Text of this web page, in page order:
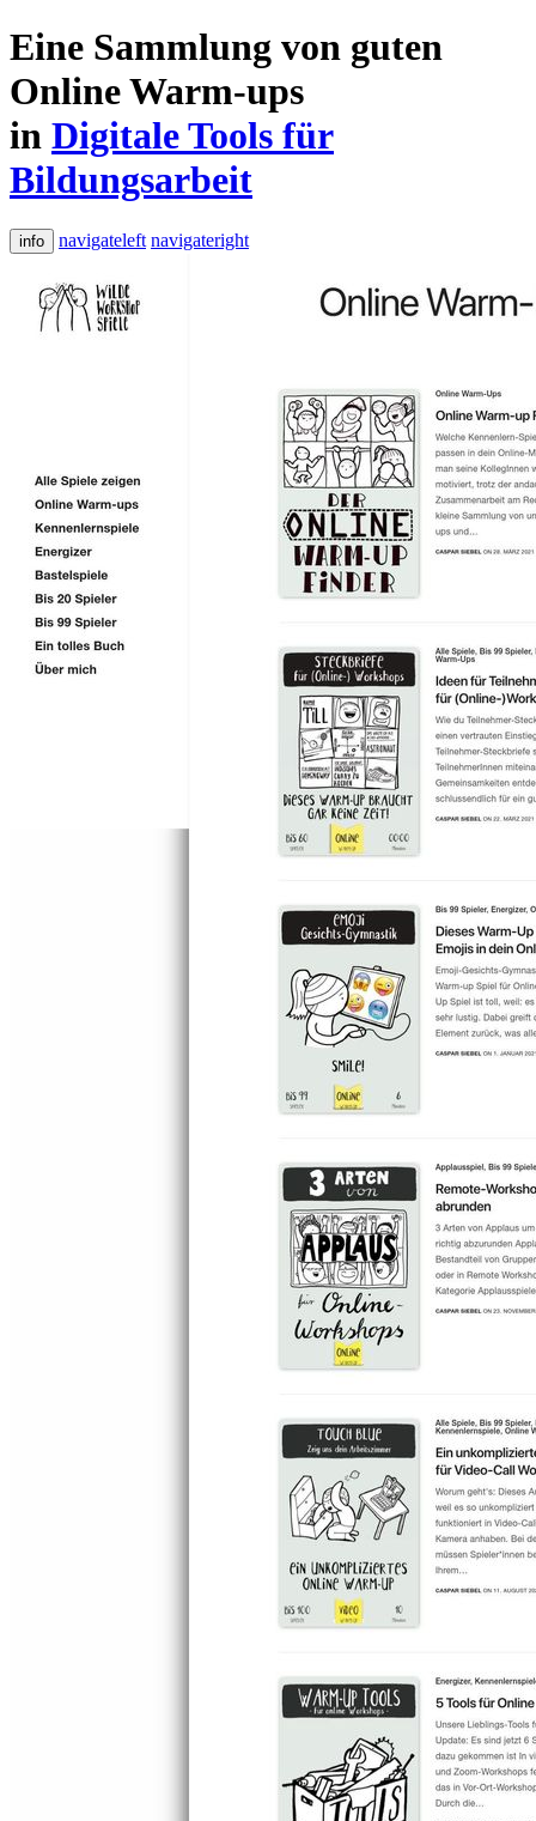
Eine Sammlung von guten
Online Warm-ups
in Digitale Tools für
Bildungsarbeit
info navigateleft navigateright